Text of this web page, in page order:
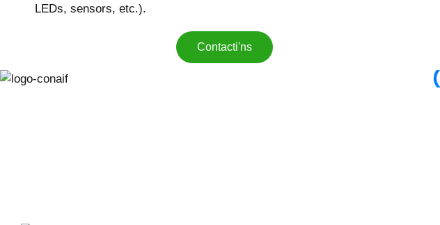
LEDs, sensors, etc.).
Contacti'ns